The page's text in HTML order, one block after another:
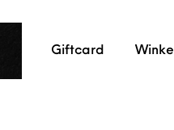
Giftcard Winkel